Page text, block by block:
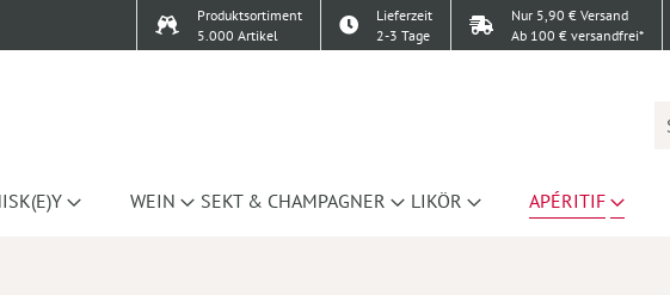
Produktsortiment
5.000 Artikel
Lieferzeit
2-3 Tage
Nur 5,90 € Versand
Ab 100 € versandfrei*
WEIN SEKT & CHAMPAGNER LIKÖR APÉRITIF